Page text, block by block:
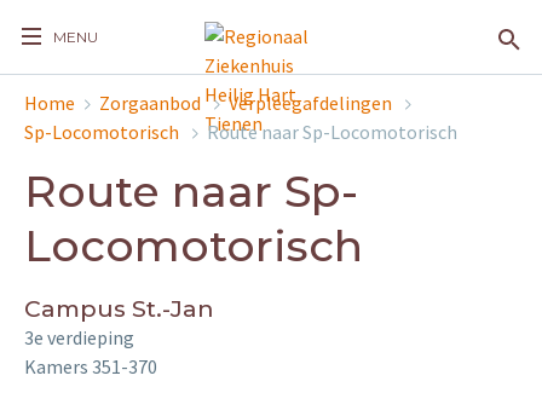
MENU
Home Zorgaanbod
Verpleegafdelingen
Sp-Locomotorisch
Route naar Sp-Locomotorisch
Route naar Sp-
Locomotorisch
Campus St.-Jan
3e verdieping
Kamers 351-370